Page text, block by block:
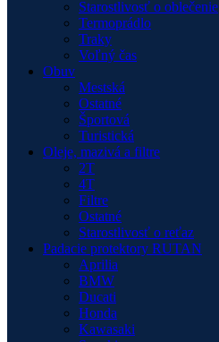
Starostlivosť o oblečenie
Termoprádlo
Traky
Voľný čas
Obuv
Mestská
Ostatné
Športová
Turistická
Oleje, mazivá a filtre
2T
4T
Filtre
Ostatné
Starostlivosť o reťaz
Padacie protektory RUTAN
Aprilia
BMW
Ducati
Honda
Kawasaki